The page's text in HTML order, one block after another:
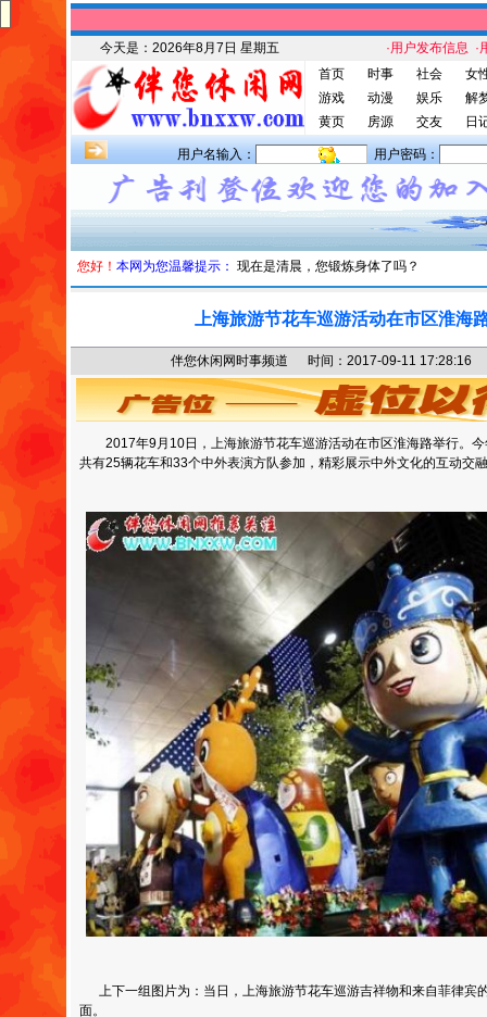
今天是： 2026年8月7日 星期五 ·用户发布信息 ·
首页
时事 社会
女
游戏
动漫 娱乐
解
黄页
房源 交友 日
用户名输入： 用户密码：
您好！ 本网为您温馨提示： 现在是清晨，您锻炼身体了吗？
上海旅游节花车巡游活动在市区淮海
伴您休闲网时事频道 时间：2017-09-11
2017年9月10日，上海旅游节花车巡游活动在市区淮海路举行。今
共有25辆花车和33个中外表演方队参加，精彩展示中外文化的互动交
上下一组图片为：当日，上海旅游节花车巡游吉祥物和来自菲律宾
面。